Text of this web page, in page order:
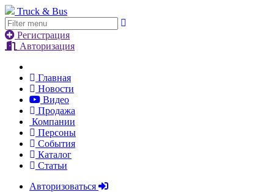
Truck & Bus
Регистрация
Авторизация
Главная
Новости
Видео
Продажа
Компании
Персоны
События
Каталог
Статьи
Авторизоваться